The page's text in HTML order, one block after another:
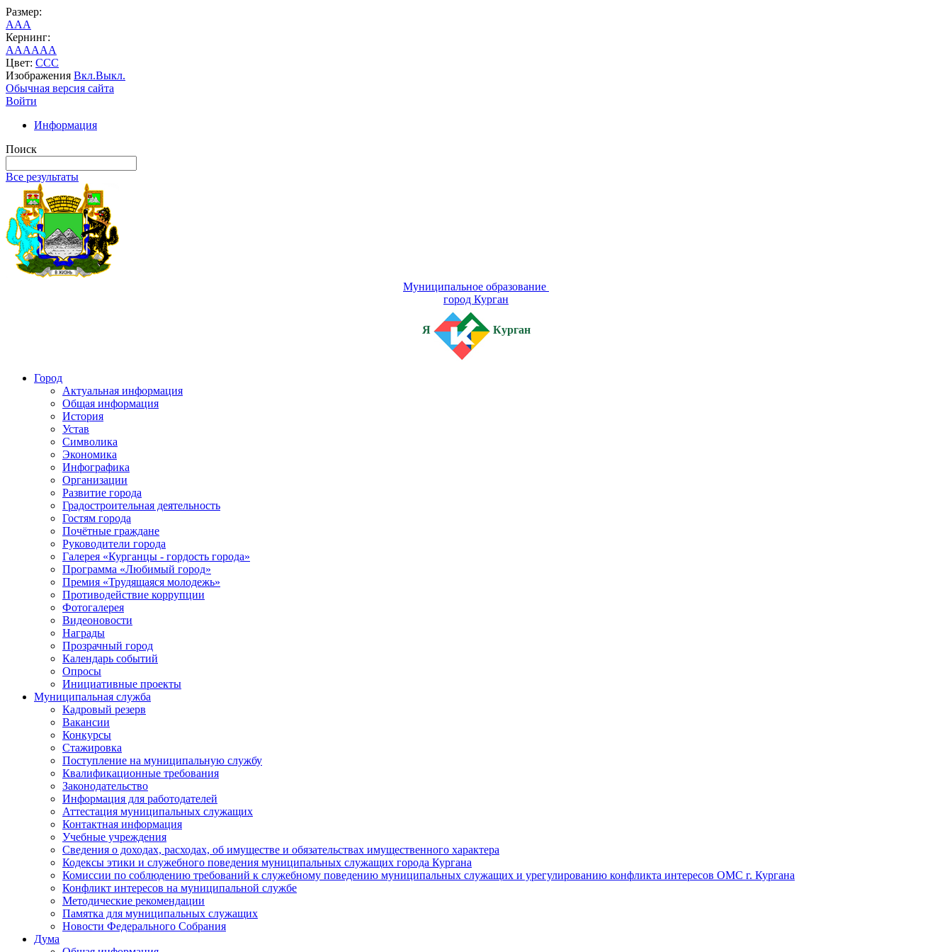
Размер:
AAA
Кернинг:
AAAAAA
Цвет: CCC
Изображения Вкл.Выкл.
Обычная версия сайта
Войти
Информация
Поиск
Все результаты
Муниципальное образование
город Курган
Я Курган
Город
Актуальная информация
Общая информация
История
Устав
Символика
Экономика
Инфографика
Организации
Развитие города
Градостроительная деятельность
Гостям города
Почётные граждане
Руководители города
Галерея «Курганцы - гордость города»
Программа «Любимый город»
Премия «Трудящаяся молодежь»
Противодействие коррупции
Фотогалерея
Видеоновости
Награды
Прозрачный город
Календарь событий
Опросы
Инициативные проекты
Муниципальная служба
Кадровый резерв
Вакансии
Конкурсы
Стажировка
Поступление на муниципальную службу
Квалификационные требования
Законодательство
Информация для работодателей
Аттестация муниципальных служащих
Контактная информация
Учебные учреждения
Сведения о доходах, расходах, об имуществе и обязательствах имущественного характера
Кодексы этики и служебного поведения муниципальных служащих города Кургана
Комиссии по соблюдению требований к служебному поведению муниципальных служащих и урегулированию конфликта интересов ОМС г. Кургана
Конфликт интересов на муниципальной службе
Методические рекомендации
Памятка для муниципальных служащих
Новости Федерального Cобрания
Дума